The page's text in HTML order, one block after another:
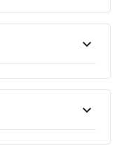

